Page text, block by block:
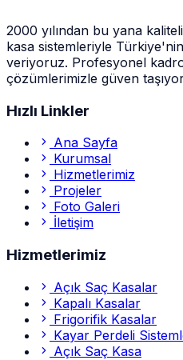
2000 yılından bu yana
kasa sistemleriyle
veriyoruz. Profesyonel
çözümlerimizle güven
Hızlı Linkler
Ana Sayfa
Kurumsal
Hizmetlerimiz
Projeler
Foto Galeri
İletişim
Hizmetlerimiz
Açık Saç Kasalar
Kapalı Kasalar
Frigorifik Kasalar
Kayar Perdeli
Açık Saç Kasa